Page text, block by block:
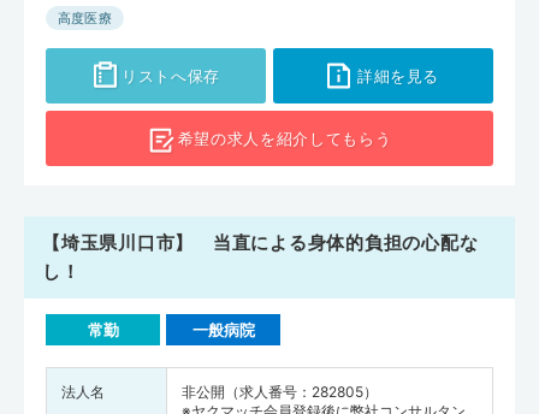
高度医療
リストへ保存 詳細を見る
希望の求人を紹介してもらう
【埼玉県川口市】 当直による身体的負担の心配な
し！
常勤 一般病院
法人名
非公開（求人番号：282805）